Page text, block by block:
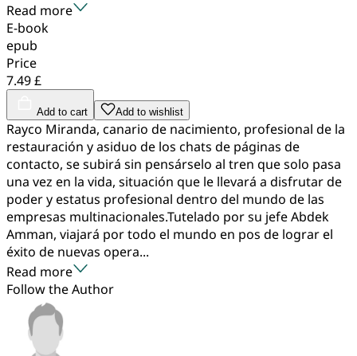
Read more
E-book
epub
Price
7.49 £
Add to cart Add to wishlist
Rayco Miranda, canario de nacimiento, profesional de la
restauración y asiduo de los chats de páginas de
contacto, se subirá sin pensárselo al tren que solo pasa
una vez en la vida, situación que le llevará a disfrutar de
poder y estatus profesional dentro del mundo de las
empresas multinacionales.Tutelado por su jefe Abdek
Amman, viajará por todo el mundo en pos de lograr el
éxito de nuevas opera...
Read more
Follow the Author